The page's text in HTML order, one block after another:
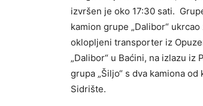
izvršen je oko 17:30 sati.
kamion grupe „Dalibor“
oklopljeni transporter iz
„Dalibor“ u Baćini, na izlazu iz
grupa „Šiljo“ s dva kamiona
Sidrište.